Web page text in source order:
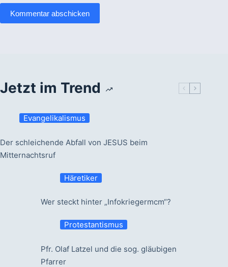
Kommentar abschicken
Jetzt im Trend
Evangelikalismus
Der schleichende Abfall von JESUS beim
Mitternachtsruf
Häretiker
Wer steckt hinter „Infokriegermcm“?
Protestantismus
Pfr. Olaf Latzel und die sog. gläubigen
Pfarrer